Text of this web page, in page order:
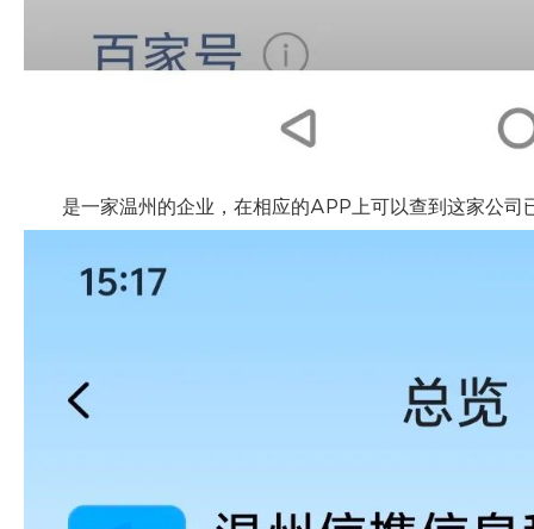
是一家温州的企业，在相应的APP上可以查到这家公司